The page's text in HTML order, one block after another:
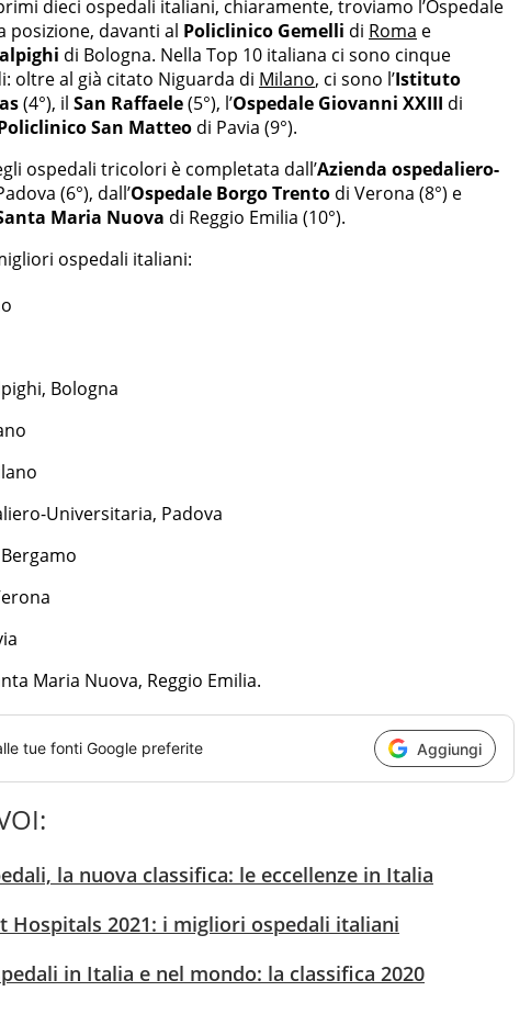
dieci ospedali italiani, chiaramente, troviamo l’Ospedale
posizione, davanti al Policlinico Gemelli di Roma e
di Bologna. Nella Top 10 italiana ci sono cinque
oltre al già citato Niguarda di Milano, ci sono l’Istituto
(4°), il San Raffaele(5°), l’Ospedale Giovanni XXIII di
San Matteo di Pavia (9°).
ospedali tricolori è completata dall’Azienda ospedaliero-
(6°), dall’Ospedale Borgo Trento di Verona (8°) e
Maria Nuova di Reggio Emilia (10°).
ospedali italiani:
Bologna
Universitaria, Padova
Maria Nuova, Reggio Emilia.
tue fonti Google preferite Aggiungi
la nuova classifica: le eccellenze in Italia
Hospitals 2021: i migliori ospedali italiani
in Italia e nel mondo: la classifica 2020